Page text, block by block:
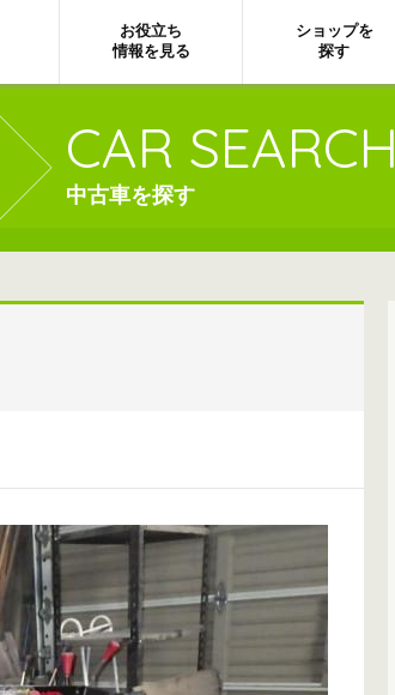
お役立ち
情報を見る
ショップを
探す
CAR SEARCH
中古車を探す